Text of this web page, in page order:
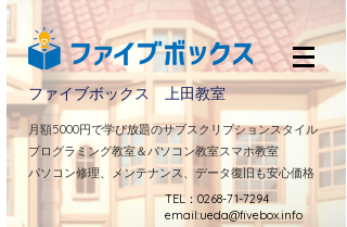
ファイブボックス 上田教室
​月額5000円で学び放題のサブスクリプションスタイル
プログラミング教室＆パソコン教室スマホ教室
パソコン修理、メンテナンス、データ復旧も安心価格
TEL：0268-71-7294
email:ueda@fivebox.info